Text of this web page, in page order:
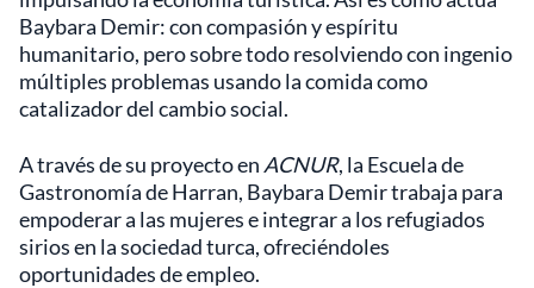
Baybara Demir: con compasión y espíritu
humanitario, pero sobre todo resolviendo con ingenio
múltiples problemas usando la comida como
catalizador del cambio social.
A través de su proyecto en ACNUR, la Escuela de
Gastronomía de Harran, Baybara Demir trabaja para
empoderar a las mujeres e integrar a los refugiados
sirios en la sociedad turca, ofreciéndoles
oportunidades de empleo.